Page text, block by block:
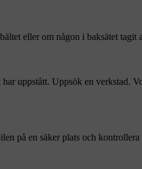
eller om någon i baksätet tagit
uppstått. Uppsök en verkstad.
på en säker plats och